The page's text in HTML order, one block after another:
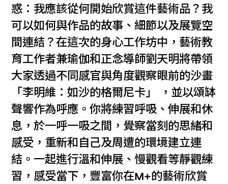
惑：我應該從何開始欣賞這件藝術品？我
可以如何與作品的故事、細節以及展覽空
間連結？在這次的身心工作坊中，藝術教
育工作者兼瑜伽和正念導師劉天明將帶領
大家透過不同感官與角度觀察眼前的沙畫
「李明維：如沙的格爾尼卡」 ，並以頌缽
聲響作為呼應。你將練習呼吸、伸展和休
息，於一呼一吸之間，覺察當刻的思緒和
感受，重新和自己及周遭的環境建立連
結。一起進行溫和伸展、慢觀看等靜觀練
習，感受當下，豐富你在M+的藝術欣賞